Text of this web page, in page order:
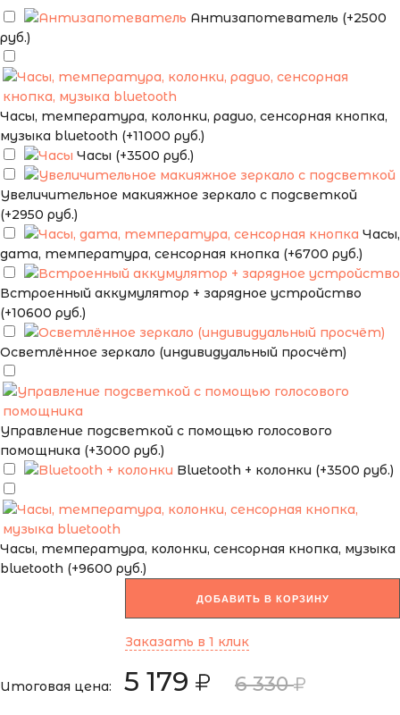
Антизапотеватель (+2500
руб.)
Часы, температура, колонки, радио, сенсорная кнопка,
музыка bluetooth (+11000 руб.)
Часы (+3500 руб.)
Увеличительное макияжное зеркало с подсветкой
(+2950 руб.)
Часы,
дата, температура, сенсорная кнопка (+6700 руб.)
Встроенный аккумулятор + зарядное устройство
(+10600 руб.)
Осветлённое зеркало (индивидуальный просчёт)
Управление подсветкой с помощью голосового
помощника (+3000 руб.)
Bluetooth + колонки (+3500 руб.)
Часы, температура, колонки, сенсорная кнопка, музыка
bluetooth (+9600 руб.)
ДОБАВИТЬ В КОРЗИНУ
Заказать в 1 клик
Итоговая цена: 5 179 6 330